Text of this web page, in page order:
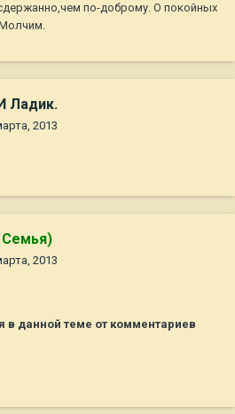
по-доброму. О покойных
Ладик.
2013
Семья)
2013
данной теме от комментариев